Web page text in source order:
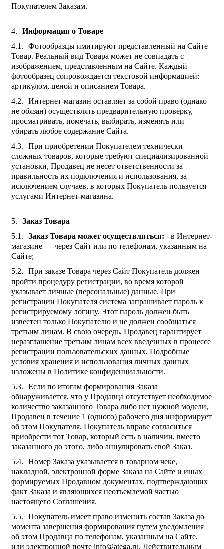
Покупателем Заказам.
Информация о Товаре
Фотообразцы имитируют представленный на Сайте
Товар. Реальный вид Товара может не совпадать с
изображением, представленным на Сайте. Каждый
фотообразец сопровождается текстовой информацией:
артикулом, ценой и описанием Товара.
Интернет-магазин оставляет за собой право (однако
не обязан) осуществлять предварительную проверку,
просматривать, помечать, выбирать, изменять или
убирать любое содержание Сайта.
При приобретении Покупателем технически
сложных товаров, которые требуют специализированной
установки, Продавец не несет ответственности за
правильность их подключения и использования, за
исключением случаев, в которых Покупатель пользуется
услугами Интернет-магазина.
Заказ Товара
Заказ Товара может осуществляться: - в Интернет-
магазине — через Сайт или по телефонам, указанным на
Сайте;
При заказе Товара через Сайт Покупатель должен
пройти процедуру регистрации, во время которой
указывает личные (персональные) данные. При
регистрации Покупателя система запрашивает пароль к
регистрируемому логину. Этот пароль должен быть
известен только Покупателю и не должен сообщаться
третьим лицам. В свою очередь, Продавец гарантирует
неразглашение третьим лицам всех введенных в процессе
регистрации пользовательских данных. Подробные
условия хранения и использования личных данных
изложены в Политике конфиденциальности.
Если по итогам формирования Заказа
обнаруживается, что у Продавца отсутствует необходимое
количество заказанного Товара либо нет нужной модели,
Продавец в течение 1 (одного) рабочего дня информирует
об этом Покупателя. Покупатель вправе согласиться
приобрести тот Товар, который есть в наличии, вместо
заказанного до этого, либо аннулировать свой Заказ.
Номер Заказа указывается в товарном чеке,
накладной, электронной форме Заказа на Сайте и иных
формируемых Продавцом документах, подтверждающих
факт Заказа и являющихся неотъемлемой частью
настоящего Соглашения.
Покупатель имеет право изменить состав Заказа до
момента завершения формирования путем уведомления
об этом Продавца по телефонам, указанным на Сайте,
или электронной почте info@atega.ru. Действительным